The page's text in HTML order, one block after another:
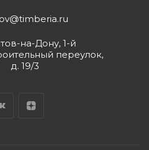
на-Дону, 1-й
переулок,
д. 19/3